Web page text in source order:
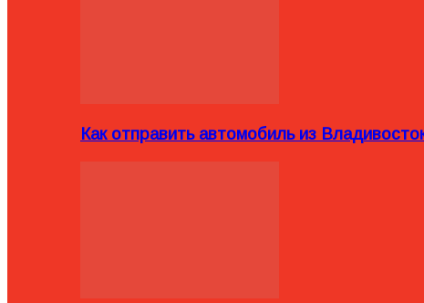
Как отправить автомобиль из